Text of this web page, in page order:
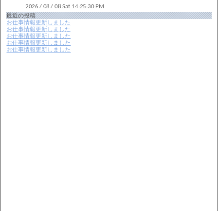
最近の投稿
お仕事情報更新しました
お仕事情報更新しました
お仕事情報更新しました
お仕事情報更新しました
お仕事情報更新しました